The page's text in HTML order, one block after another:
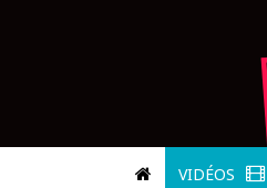
VIDÉOS